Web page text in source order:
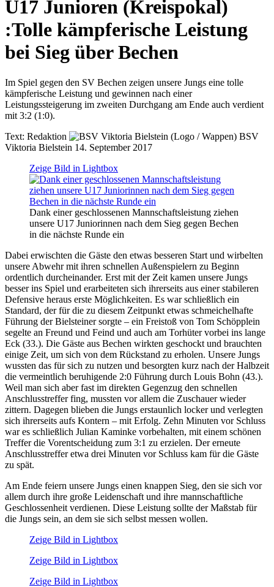
U17 Junioren (Kreispokal)
:Tolle kämpferische Leistung
bei Sieg über Bechen
Im Spiel gegen den SV Bechen zeigen unsere Jungs eine tolle
kämpferische Leistung und gewinnen nach einer
Leistungssteigerung im zweiten Durchgang am Ende auch verdient
mit 3:2 (1:0).
Text: Redaktion
BSV
Viktoria Bielstein 14. September 2017
Zeige Bild in Lightbox
Dank einer geschlossenen Mannschaftsleistung ziehen
unsere U17 Juniorinnen nach dem Sieg gegen Bechen
in die nächste Runde ein
Dabei erwischten die Gäste den etwas besseren Start und wirbelten
unsere Abwehr mit ihren schnellen Außenspielern zu Beginn
ordentlich durcheinander. Erst mit der Zeit kamen unsere Jungs
besser ins Spiel und erarbeiteten sich ihrerseits aus einer stabileren
Defensive heraus erste Möglichkeiten. Es war schließlich ein
Standard, der für die zu diesem Zeitpunkt etwas schmeichelhafte
Führung der Bielsteiner sorgte – ein Freistoß von Tom Schöpplein
segelte an Freund und Feind und auch am Torhüter vorbei ins lange
Eck (33.). Die Gäste aus Bechen wirkten geschockt und brauchten
einige Zeit, um sich von dem Rückstand zu erholen. Unsere Jungs
wussten das für sich zu nutzen und besorgten kurz nach der Halbzeit
die vermeintlich beruhigende 2:0 Führung durch Louis Bohn (43.).
Weil man sich aber fast im direkten Gegenzug den schnellen
Anschlusstreffer fing, mussten vor allem die Zuschauer wieder
zittern. Dagegen blieben die Jungs erstaunlich locker und verlegten
sich ihrerseits aufs Kontern – mit Erfolg. Zehn Minuten vor Schluss
war es schließlich Julian Kaminke vorbehalten, mit einem schönen
Treffer die Vorentscheidung zum 3:1 zu erzielen. Der erneute
Anschlusstreffer etwa drei Minuten vor Schluss kam für die Gäste
zu spät.
Am Ende feiern unsere Jungs einen knappen Sieg, den sie sich vor
allem durch ihre große Leidenschaft und ihre mannschaftliche
Geschlossenheit verdienen. Diese Leistung sollte der Maßstab für
die Jungs sein, an dem sie sich selbst messen wollen.
Zeige Bild in Lightbox
Zeige Bild in Lightbox
Zeige Bild in Lightbox